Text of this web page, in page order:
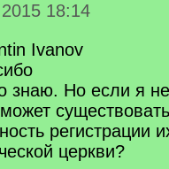
2015 18:14
Ivanov
знаю. Но если я
регистрации
церкви?